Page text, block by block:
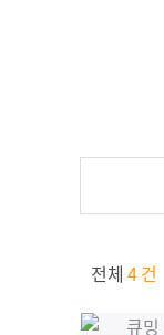
전체 4 건